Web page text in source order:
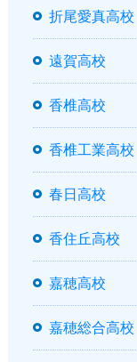
折尾愛真高校
遠賀高校
香椎高校
香椎工業高校
春日高校
香住丘高校
嘉穂高校
嘉穂総合高校